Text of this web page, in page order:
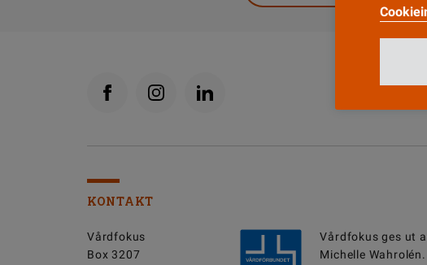
KONTAKT
Vårdfokus
Box 3207
Vårdfokus ges ut
Michelle